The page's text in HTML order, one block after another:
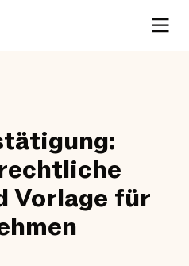
Vorlage für